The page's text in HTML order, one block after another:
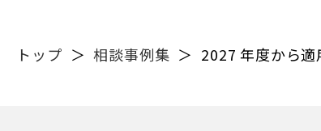
トップ ＞ 相談事例集 ＞ 2027 年度から